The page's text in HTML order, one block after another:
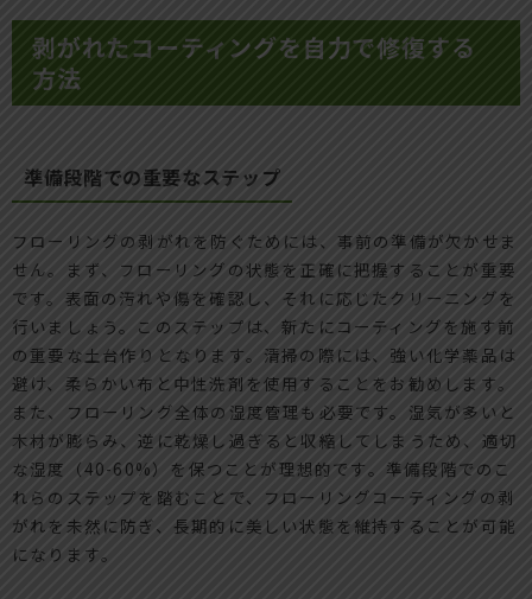
剥がれたコーティングを自力で修復する
方法
準備段階での重要なステップ
フローリングの剥がれを防ぐためには、事前の準備が欠かせま
せん。まず、フローリングの状態を正確に把握することが重要
です。表面の汚れや傷を確認し、それに応じたクリーニングを
行いましょう。このステップは、新たにコーティングを施す前
の重要な土台作りとなります。清掃の際には、強い化学薬品は
避け、柔らかい布と中性洗剤を使用することをお勧めします。
また、フローリング全体の湿度管理も必要です。湿気が多いと
木材が膨らみ、逆に乾燥し過ぎると収縮してしまうため、適切
な湿度（40-60%）を保つことが理想的です。準備段階でのこ
れらのステップを踏むことで、フローリングコーティングの剥
がれを未然に防ぎ、長期的に美しい状態を維持することが可能
になります。